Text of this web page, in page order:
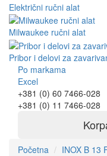
Električni ručni alat
Milwaukee ručni alat
Pribor i delovi za
Po markama
Excel
+381 (0) 60 7466-028
+381 (0) 11 7466-028
Početna INOX B 13